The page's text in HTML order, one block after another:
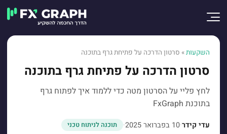
השקעות» סרטון הדרכה על פתיחת גרף בתוכנה
סרטון הדרכה על פתיחת גרף בתוכנה
לחץ פליי על הסרטון מטה כדי ללמוד איך לפתוח גרף
בתוכנת FxGraph
עדי קידר·10 בפברואר 2025 · תוכנה לניתוח טכני